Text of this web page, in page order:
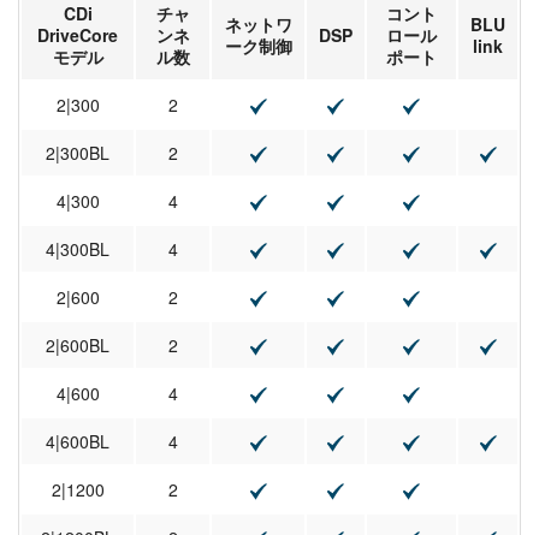
CDi
DriveCore
モデル
チャ
ンネ
ル数
ネットワ
ーク制御
DSP
コント
ロール
ポート
BLU
link
2|300
2
2|300BL
2
4|300
4
4|300BL
4
2|600
2
2|600BL
2
4|600
4
4|600BL
4
2|1200
2